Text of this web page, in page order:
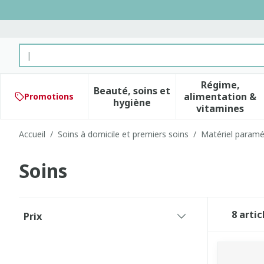
Rechercher
Promotions
Beauté, soins et
hygièneAfficher le sous-menu pour
Régime,
alimentation &
vitamines
Afficher
Accueil / Soins à domicile et premiers soins / Matériel
Soins
Prix
8